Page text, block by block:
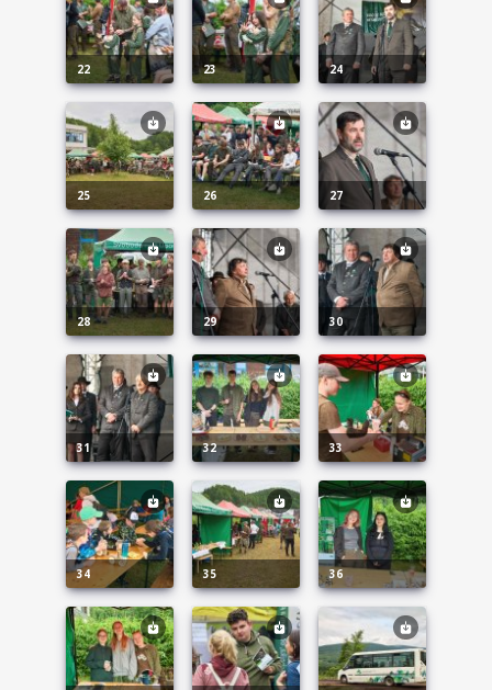
22 23 24
25 26 27
28 29 30
31 32 33
34 35 36